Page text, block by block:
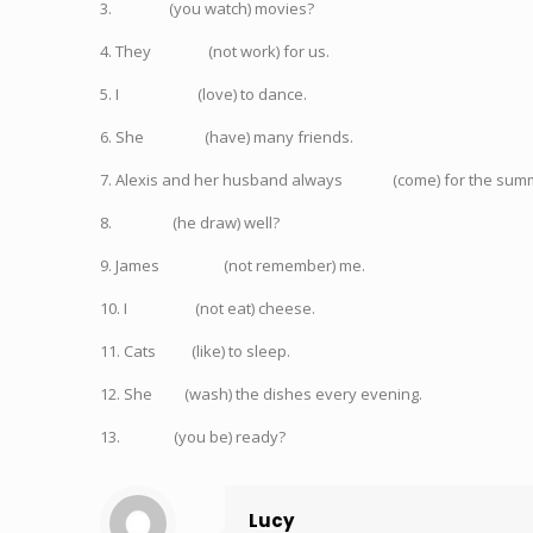
3.
(you watch) movies?
4. They
(not work) for us.
5. I
(love) to dance.
6. She
(have) many friends.
7. Alexis and her husband always
(come) for the
8.
(he draw) well?
9. James
(not remember) me.
10. I
(not eat) cheese.
11. Cats
(like) to sleep.
12. She
(wash) the dishes every evening.
13.
(you be) ready?
Lucy